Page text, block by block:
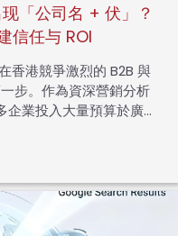
「公司名 + 伏」？
信任与 ROI
香港競爭激烈的 B2B 與
步。作為資深營銷分析
業投入大量預算於廣告